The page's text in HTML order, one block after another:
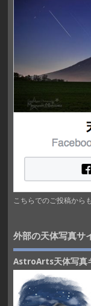
こちらでのご投稿から
外部の天体写真サ
AstroArts天体写真